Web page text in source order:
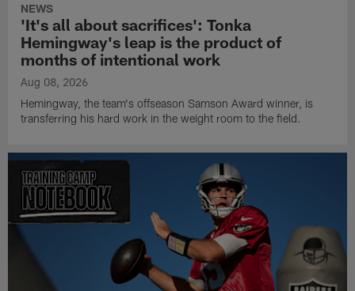
NEWS
'It's all about sacrifices': Tonka
Hemingway's leap is the product of
months of intentional work
Aug 08, 2026
Hemingway, the team's offseason Samson Award winner, is
transferring his hard work in the weight room to the field.